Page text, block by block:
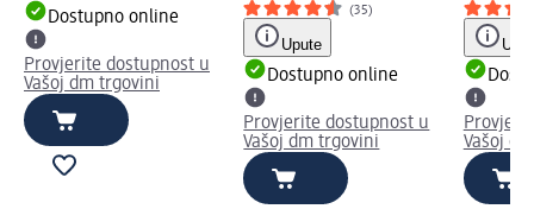
Dostupno online
Provjerite dostupnost u
Vašoj dm trgovini
(35)
Upute
Dostupno online
Provjerite dostupnost u
Vašoj dm trgovini
Vašoj